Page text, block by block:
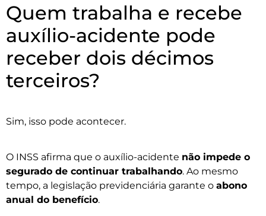
Quem trabalha e recebe
auxílio-acidente pode
receber dois décimos
terceiros?
Sim, isso pode acontecer.
O INSS afirma que o auxílio-acidente não impede o
segurado de continuar trabalhando. Ao mesmo
tempo, a legislação previdenciária garante o abono
anual do benefício.